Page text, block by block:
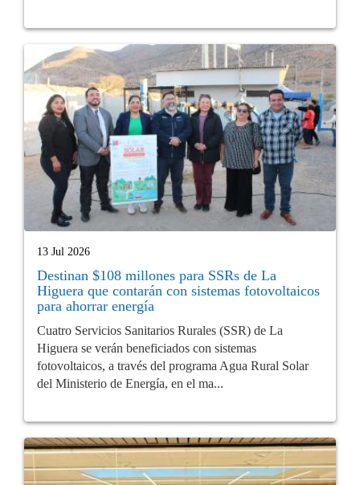
13 Jul 2026
Destinan $108 millones para SSRs de La
Higuera que contarán con sistemas fotovoltaicos
para ahorrar energía
Cuatro Servicios Sanitarios Rurales (SSR) de La
Higuera se verán beneficiados con sistemas
fotovoltaicos, a través del programa Agua Rural Solar
del Ministerio de Energía, en el ma...